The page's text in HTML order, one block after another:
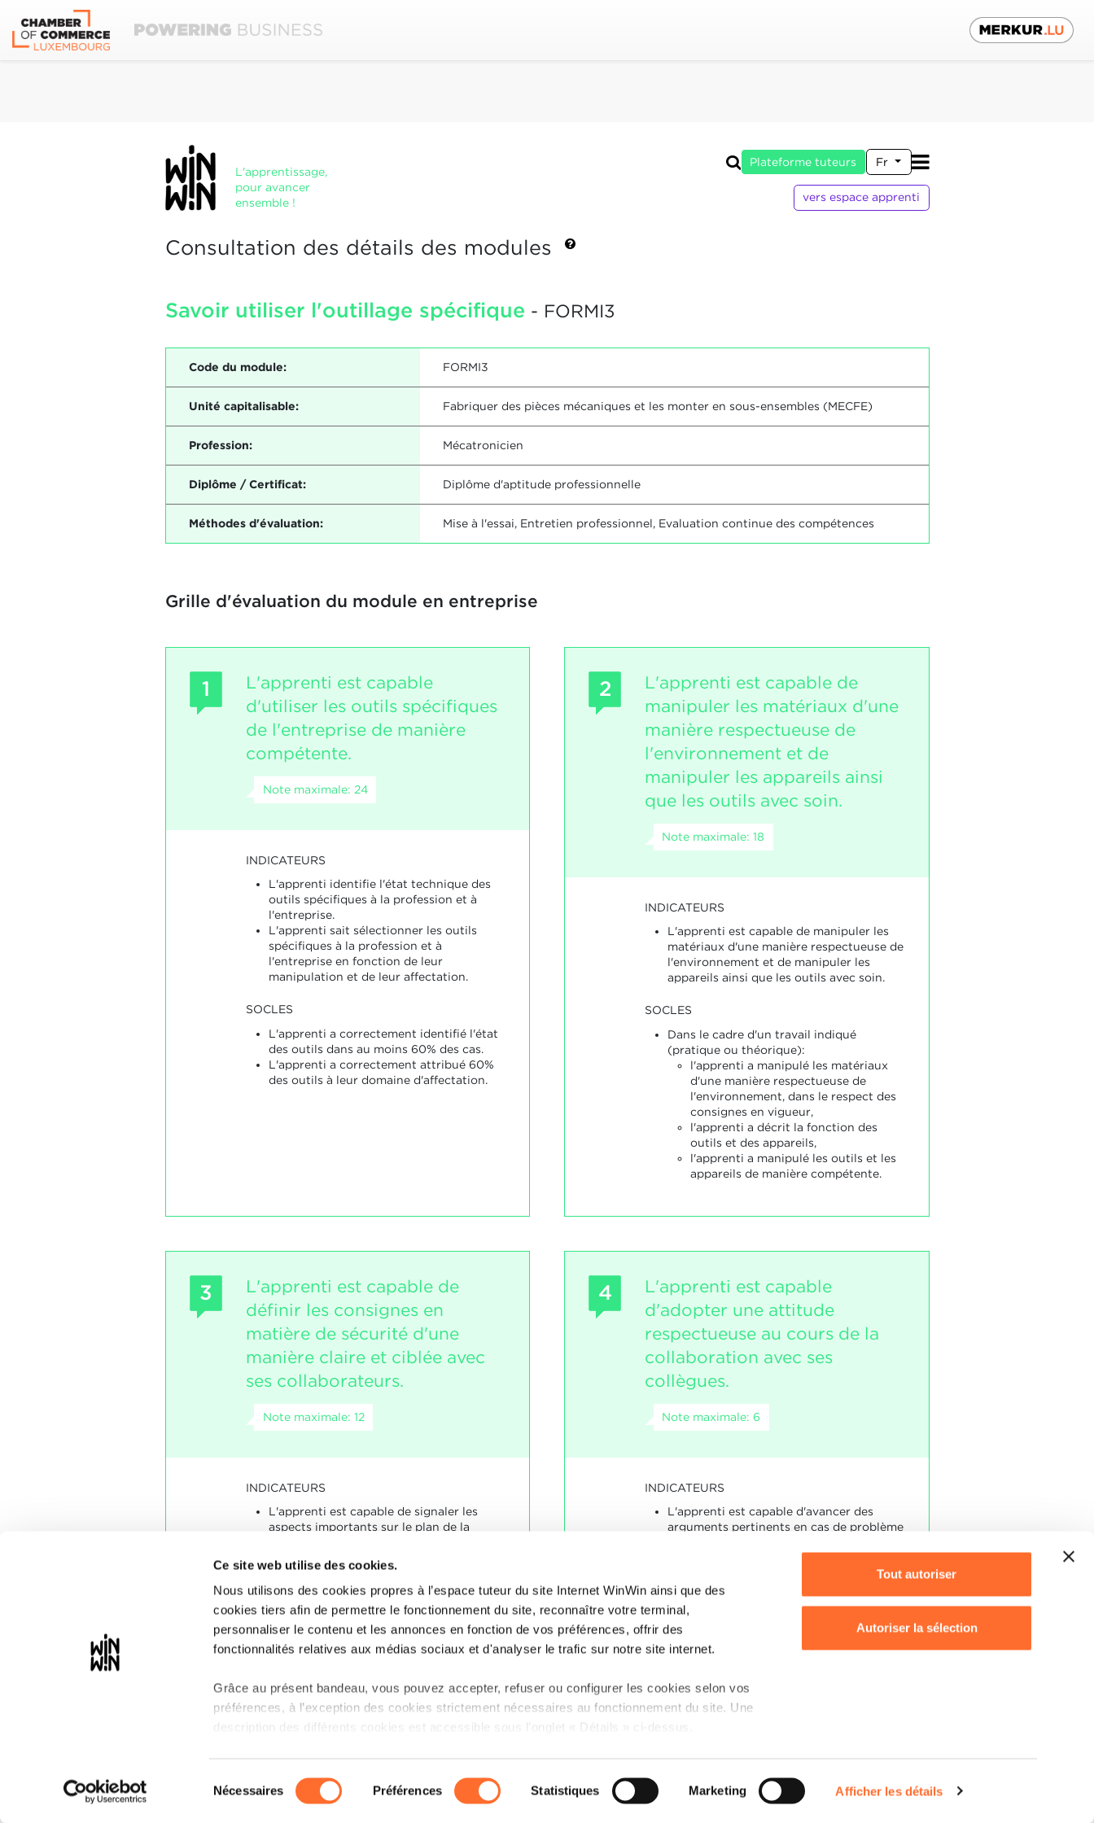
Ce site web utilise des cookies.
Nous utilisons des cookies propres à l’espace tuteur du site Internet WinWin ainsi que des
cookies tiers afin de permettre le fonctionnement du site, reconnaître votre terminal,
personnaliser le contenu et les annonces en fonction de vos préférences, offrir des
fonctionnalités relatives aux médias sociaux et d'analyser le trafic sur notre site internet.
Grâce au présent bandeau, vous pouvez accepter, refuser ou configurer les cookies selon vos
préférences, à l’exception des cookies strictement nécessaires au fonctionnement du site. Une
description des différents cookies est accessible sous l’onglet « Détails » ci-dessus.
partage sur les réseaux sociaux, sauvegarde des préférences de lecture vidéo, personnalisation
de l’affichage du site) peuvent être affectées en cas de refus de tous les cookies ou des cookies
du
Nécessaires Préférences Statistiques Marketing Afficher les détails
Tout autoriser
Autoriser la sélection
L'apprentissage,
pour avancer
ensemble !
Plateforme tuteurs Fr
vers espace apprenti
Consultation des détails des modules
Savoir utiliser l'outillage spécifique - FORMI3
Code du module: FORMI3
Unité capitalisable: Fabriquer des pièces mécaniques et les monter en sous-ensembles (MECFE)
Profession: Mécatronicien
Diplôme / Certificat: Diplôme d'aptitude professionnelle
Méthodes d'évaluation: Mise à l'essai, Entretien professionnel, Evaluation continue des compétences
Grille d'évaluation du module en entreprise
1
L'apprenti est capable
d'utiliser les outils spécifiques
de l'entreprise de manière
compétente.
Note maximale: 24
INDICATEURS
L'apprenti identifie l'état technique des
outils spécifiques à la profession et à
l'entreprise.
L'apprenti sait sélectionner les outils
spécifiques à la profession et à
l'entreprise en fonction de leur
manipulation et de leur affectation.
SOCLES
L'apprenti a correctement identifié l'état
des outils dans au moins 60% des cas.
L'apprenti a correctement attribué 60%
des outils à leur domaine d'affectation.
2
L'apprenti est capable de
manipuler les matériaux d'une
manière respectueuse de
l'environnement et de
manipuler les appareils ainsi
que les outils avec soin.
Note maximale: 18
INDICATEURS
L'apprenti est capable de manipuler les
matériaux d'une manière respectueuse de
l'environnement et de manipuler les
appareils ainsi que les outils avec soin.
SOCLES
Dans le cadre d'un travail indiqué
(pratique ou théorique):
l'apprenti a manipulé les matériaux
d'une manière respectueuse de
l'environnement, dans le respect des
consignes en vigueur,
l'apprenti a décrit la fonction des
outils et des appareils,
l'apprenti a manipulé les outils et les
appareils de manière compétente.
3
L'apprenti est capable de
définir les consignes en
matière de sécurité d'une
manière claire et ciblée avec
ses collaborateurs.
Note maximale: 12
INDICATEURS
L'apprenti est capable de signaler les
aspects importants sur le plan de la
préparatoire d'un travail.
SOCLES
60% des indications étaient appropriées.
4
L'apprenti est capable
d'adopter une attitude
respectueuse au cours de la
collaboration avec ses
collègues.
Note maximale: 6
INDICATEURS
L'apprenti est capable d'avancer des
arguments pertinents en cas de problème
L'apprenti reste pertinent en cas de
divergence d'opinion au cours des
travaux.
Protection des données personnelles